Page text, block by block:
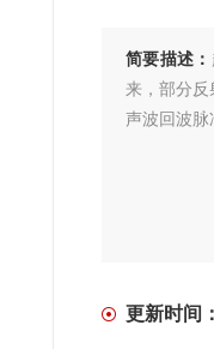
简要描述：
来，部分
声波回波脉
更新时间：